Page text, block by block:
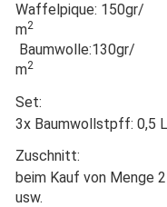
Waffelpique: 150gr/
m2
Baumwolle:130gr/
m2
Set:
3x Baumwollstpff: 0,5
Zuschnitt:
beim Kauf von Menge
usw.